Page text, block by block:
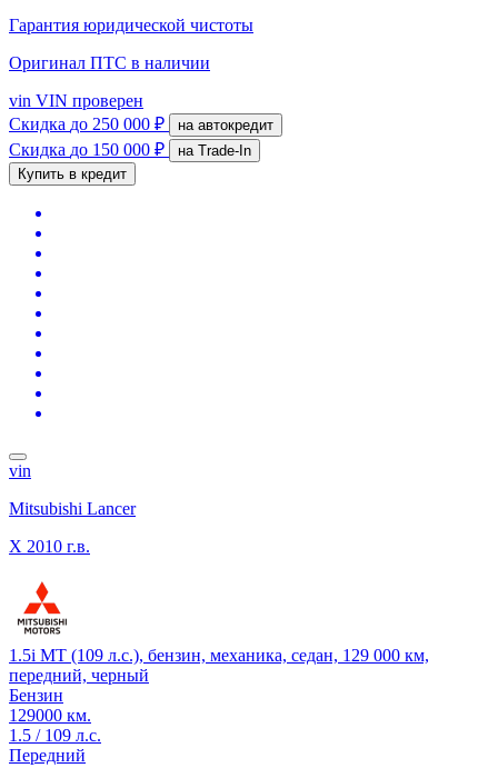
Гарантия юридической чистоты
Оригинал ПТС в наличии
vin VIN проверен
Скидка до 250 000 ₽ на автокредит
Скидка до 150 000 ₽
на Trade-In
Купить в кредит
vin
Mitsubishi Lancer
X 2010 г.в.
1.5i MT (109 л.с.), бензин, механика, седан, 129 000 км,
передний, черный
Бензин
129000 км.
1.5 / 109 л.с.
Передний